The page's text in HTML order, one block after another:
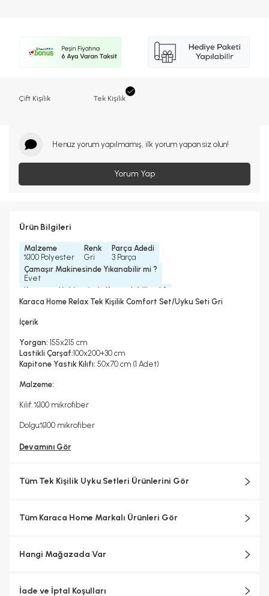
Çift Kişilik Tek Kişilik
Henüz yorum yapılmamış, ilk yorum yapan siz olun!
Yorum Yap
Ürün Bilgileri
Malzeme
%100 Polyester
Renk
Gri
Parça Adedi
3 Parça
Çamaşır Makinesinde Yıkanabilir mi ?
Evet
Kurutma Makinesinde Kurutulabilir mi ?
Evet
Evet
Karaca Home Relax Tek Kişilik Comfort Set/Uyku Seti Gri
İçerik
Yorgan: 155x215 cm
Lastikli Çarşaf:100x200+30 cm
Kapitone Yastık Kılıfı: 50x70 cm (1 Adet)
Malzeme:
Kılıf: %100 mikrofiber
Dolgu:%100 mikrofiber
Devamını Gör
Tüm Tek Kişilik Uyku Setleri Ürünlerini Gör
Tüm Karaca Home Markalı Ürünleri Gör
Hangi Mağazada Var
İade ve İptal Koşulları